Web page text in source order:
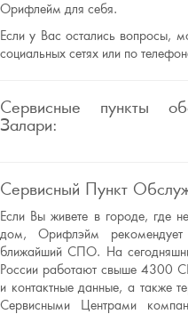
Орифлейм для себя.
Если у Вас остались вопросы,
социальных сетях или по
Сервисные пункты
Залари:
Сервисный Пункт
Если Вы живете в городе, где
дом, Орифлэйм
ближайший СПО. На
России работают свыше 4300
и контактные данные, а также
Сервисными Центрами